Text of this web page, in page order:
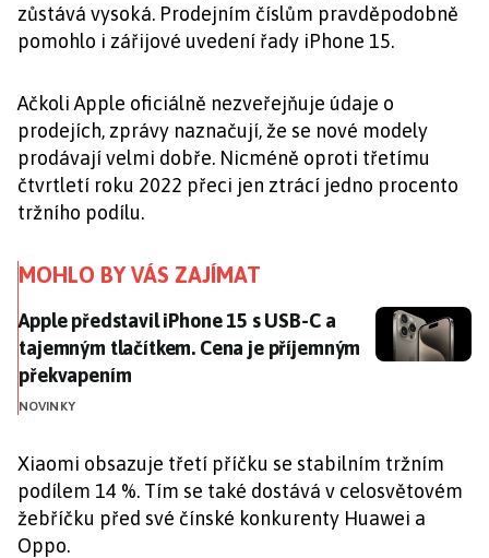
zůstává vysoká. Prodejním číslům pravděpodobně
pomohlo i zářijové uvedení řady iPhone 15.
Ačkoli Apple oficiálně nezveřejňuje údaje o
prodejích, zprávy naznačují, že se nové modely
prodávají velmi dobře. Nicméně oproti třetímu
čtvrtletí roku 2022 přeci jen ztrácí jedno procento
tržního podílu.
MOHLO BY VÁS ZAJÍMAT
Apple představil iPhone 15 s USB-C a tajemným
Apple představil iPhone 15 s USB-C a
tajemným tlačítkem. Cena je příjemným
překvapením
NOVINKY
Xiaomi obsazuje třetí příčku se stabilním tržním
podílem 14 %. Tím se také dostává v celosvětovém
žebříčku před své čínské konkurenty Huawei a
Oppo.